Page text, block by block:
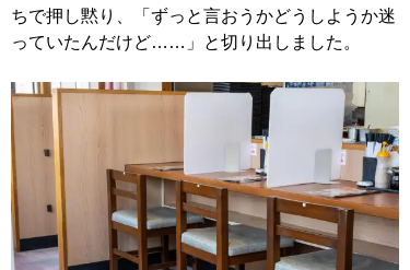
ちで押し黙り、「ずっと言おうかどうしようか迷
っていたんだけど……」と切り出しました。